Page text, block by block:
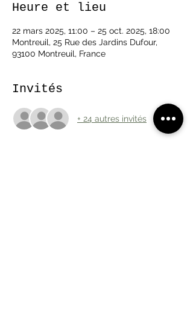
Heure et lieu
22 mars 2025, 11:00 – 25 oct. 2025, 18:00
Montreuil, 25 Rue des Jardins Dufour,
93100 Montreuil, France
Invités
+ 24 autres invités